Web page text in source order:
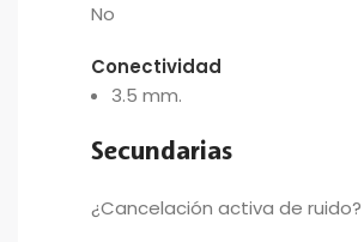
No
Conectividad
3.5 mm.
Secundarias
¿Cancelación activa de ruido?